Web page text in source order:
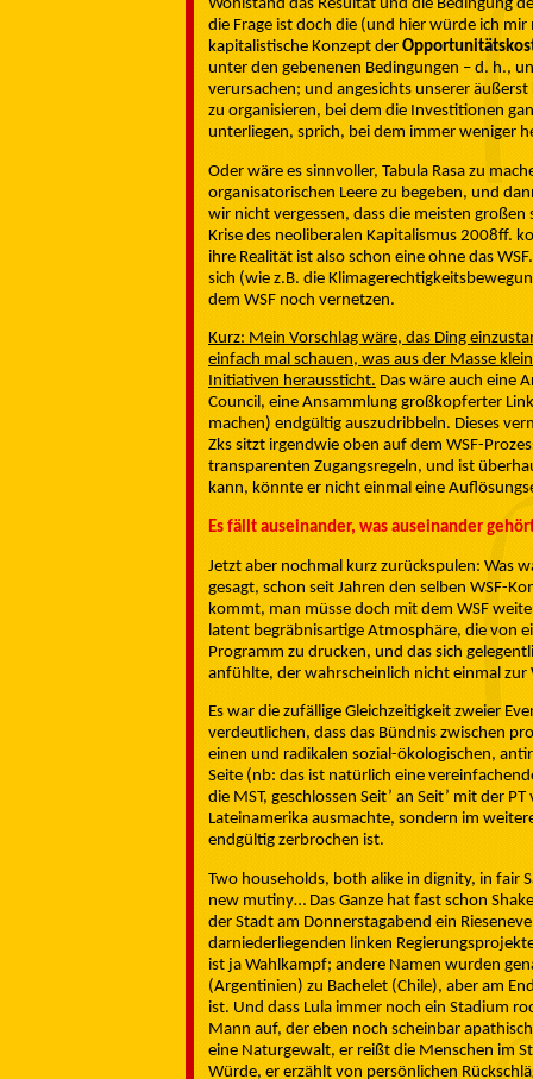
Wohlstand das Resultat und die Bedingung
die Frage ist doch die (und hier würde ich
kapitalistische Konzept der
unter den gebenenen Bedingungen – d. h.,
verursachen; und angesichts unserer
zu organisieren, bei dem die Investitionen
unterliegen, sprich, bei dem immer weniger
Oder wäre es sinnvoller, Tabula Rasa zu
organisatorischen Leere zu begeben, und
wir nicht vergessen, dass die meisten
Krise des neoliberalen Kapitalismus 2008ff.
ihre Realität ist also schon eine ohne das
sich (wie z.B. die
dem WSF noch vernetzen.
Kurz: Mein Vorschlag wäre, das Ding
einfach mal schauen, was aus der Masse
Initiativen heraussticht. Das wäre auch eine
Council, eine Ansammlung großkopferter
machen) endgültig auszudribbeln. Dieses
Zks sitzt irgendwie oben auf dem WSF-
transparenten Zugangsregeln, und ist
kann, könnte er nicht einmal eine
Es fällt auseinander, was auseinander
Jetzt aber nochmal kurz zurückspulen: Was
gesagt, schon seit Jahren den selben WSF-
kommt, man müsse doch mit dem WSF
latent begräbnisartige Atmosphäre, die von
Programm zu drucken, und das sich
anfühlte, der wahrscheinlich nicht einmal
Es war die zufällige Gleichzeitigkeit zweier
verdeutlichen, dass das Bündnis zwischen
einen und radikalen sozial-ökologischen,
Seite (nb: das ist natürlich eine
die MST, geschlossen Seit’ an Seit’ mit der
Lateinamerika ausmachte, sondern im
endgültig zerbrochen ist.
Two households, both alike in dignity, in fair
new mutiny… Das Ganze hat fast schon
der Stadt am Donnerstagabend ein
darniederliegenden linken
ist ja Wahlkampf; andere Namen wurden
(Argentinien) zu Bachelet (Chile), aber am
ist. Und dass Lula immer noch ein Stadium
Mann auf, der eben noch scheinbar
eine Naturgewalt, er reißt die Menschen im
Würde, er erzählt von persönlichen